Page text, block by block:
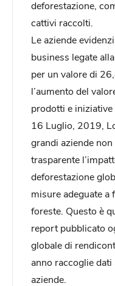
deforestazione,
cattivi raccolti.
Le aziende
business legate
per un valore di
l’aumento del
prodotti e iniziative
16 Luglio, 2019,
grandi aziende
trasparente
deforestazione
misure adeguate a
foreste. Questo è
report pubblicato
globale di
anno raccoglie
aziende.